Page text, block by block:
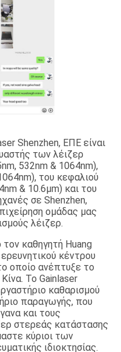
Shenzhen, ΕΠΕ είναι
των λέιζερ
532nm & 1064nm),
του κεφαλιού
& 10.6μm) και του
σε Shenzhen,
ομάδας μας
λέιζερ.
καθηγητή Huang
κέντρου
οποίο ανέπτυξε το
Το Gainlaser
καθαρισμού
παραγωγής, που
και τους
στερεάς κατάστασης
κύριοι των
ιδιοκτησίας.